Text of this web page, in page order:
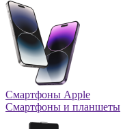
Смартфоны Apple
Смартфоны и планшеты